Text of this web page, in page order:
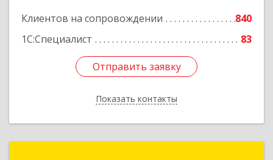
Клиентов на сопровождении
840
1С:Специалист
83
Отправить заявку
Показать контакты
Отправить заявку
Назад